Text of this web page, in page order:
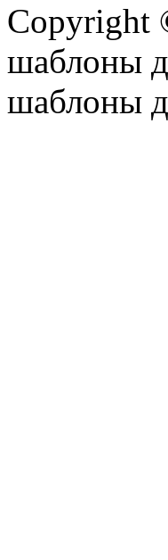
Copyright
шаблоны
шаблоны